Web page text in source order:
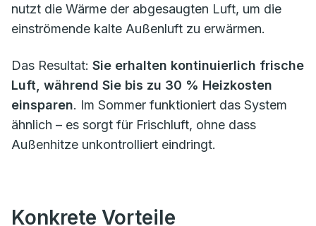
nutzt die Wärme der abgesaugten Luft, um die
einströmende kalte Außenluft zu erwärmen.
Das Resultat: Sie erhalten kontinuierlich frische
Luft, während Sie bis zu 30 % Heizkosten
einsparen. Im Sommer funktioniert das System
ähnlich – es sorgt für Frischluft, ohne dass
Außenhitze unkontrolliert eindringt.
Konkrete Vorteile